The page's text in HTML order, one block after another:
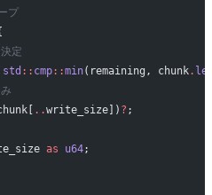
プ
定
:: cmp::min(remaining, chunk.
..write_size]) ? ;
as u64;